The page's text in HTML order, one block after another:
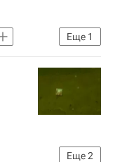
Еще 1
Федеральное агентство по рыболовству (Росрыболовство)
Еще2